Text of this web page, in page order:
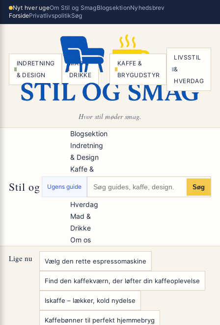
SpringNyt hver ugeOm Stil og SmagBlogsektionNyhedsbrev
ForsidePrivatlivspolitikSøg
INDRETNING
& DESIGN
MAD &
DRIKKE
KAFFE &
BRYGUDSTYR
LIVSSTIL
&
HVERDAG
Hvor stil møder smag.
Stil og Smag
Blogsektion
Indretning
& Design
Kaffe &
Hverdag
Mad &
Drikke
Om os
Ugens guide Søg
Lige nu Vælg den rette espressomaskine
Find den kaffekværn, der løfter din kaffeoplevelse
Iskaffe – lækker, kold nydelse
Kaffebønner til perfekt hjemmebryg